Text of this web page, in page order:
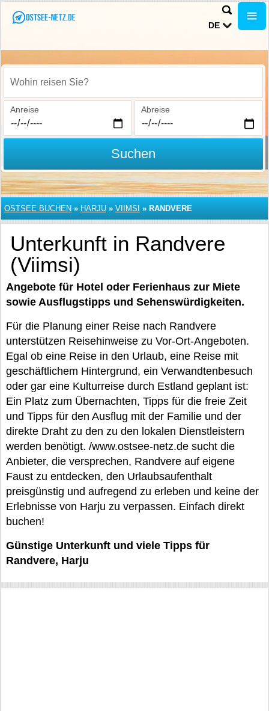
DE
Wohin reisen Sie?
Anreise Abreise
Suchen
OSTSEE BUCHEN » HARJU » VIIMSI » RANDVERE
Unterkunft in Randvere
(Viimsi)
Angebote für Hotel oder Ferienhaus zur Miete
sowie Ausflugstipps und Sehenswürdigkeiten.
Für die Planung einer Reise nach Randvere
unterstützen Reisehinweise zu Vor-Ort-Angeboten.
Egal ob eine Reise in den Urlaub, eine Reise mit
geschäftlichem Hintergrund, ein Verwandtenbesuch
oder gar eine Kulturreise durch Estland geplant ist:
Ein Platz zum Übernachten, Tipps für die freie Zeit
und Tipps für den Ausflug mit der Familie und der
direkte Draht zu den zu den lokalen Dienstleistern
werden benötigt. /www.ostsee-netz.de sucht die
Anbieter, die versprechen, Randvere auf eigene
Faust zu entdecken, den Urlaubsaufenthalt
preisgünstig und aufregend zu erleben und keine der
Erlebnisse von Harju zu verpassen. Einfach direkt
buchen!
Günstige Unterkunft und viele Tipps für
Randvere, Harju